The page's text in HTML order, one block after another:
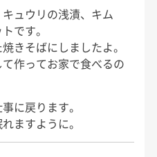
ュウリの浅漬、キム
です。
きそばにしましたよ。
作ってお家で食べるの
に戻ります。
ますように。